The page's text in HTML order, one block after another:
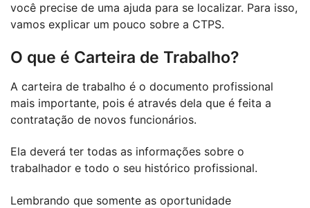
você precise de uma ajuda para se localizar. Para isso,
vamos explicar um pouco sobre a CTPS.
O que é Carteira de Trabalho?
A carteira de trabalho é o documento profissional
mais importante, pois é através dela que é feita a
contratação de novos funcionários.
Ela deverá ter todas as informações sobre o
trabalhador e todo o seu histórico profissional.
Lembrando que somente as oportunidade